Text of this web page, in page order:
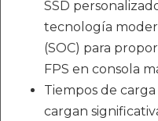
SSD
tecnología
(SOC) para
FPS en consola
Tiempos de carga
cargan